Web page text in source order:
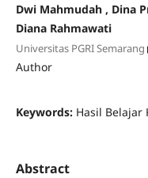
Dwi Mahmudah , Dina
Diana Rahmawati
Universitas PGRI Semarang
Author
Keywords: Hasil Belajar
Abstract